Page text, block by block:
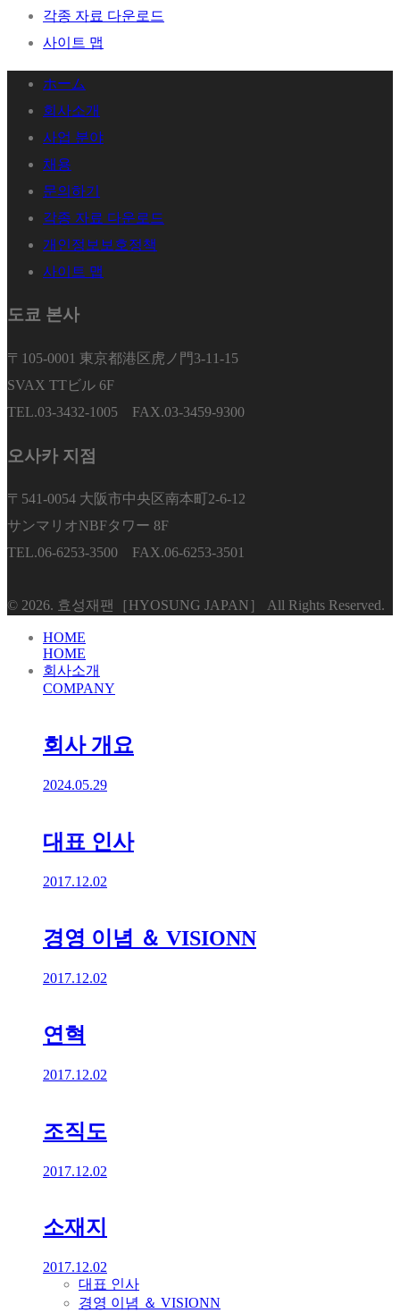
각종 자료 다운로드
사이트 맵
ホーム
회사소개
사업 분야
채용
문의하기
각종 자료 다운로드
개인정보보호정책
사이트 맵
도쿄 본사
〒105-0001 東京都港区虎ノ門3-11-15
SVAX TTビル 6F
TEL.03-3432-1005 FAX.03-3459-9300
오사카 지점
〒541-0054 大阪市中央区南本町2-6-12
サンマリオNBFタワー 8F
TEL.06-6253-3500 FAX.06-6253-3501
© 2026. 효성재팬［HYOSUNG JAPAN］ All Rights Reserved.
HOME
HOME
회사소개
COMPANY
회사 개요
2024.05.29
대표 인사
2017.12.02
경영 이념 ＆ VISIONN
2017.12.02
연혁
2017.12.02
조직도
2017.12.02
소재지
2017.12.02
대표 인사
경영 이념 ＆ VISIONN